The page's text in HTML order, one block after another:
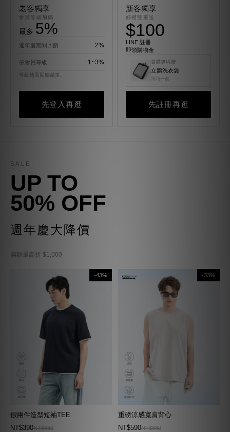
老客獨享
會員等級加碼
最多 5%
週年慶期間回饋 2%
依會員等級 +1~3%
等級越高回饋越多。
先登入再逛
新客獨享
好禮雙重送
$100
LINE 註冊
即領購物金
首購加碼贈
立體洗衣袋
限領一個
先註冊再逛
SALE
UP TO
50% OFF
週年慶大降價
滿額最高折 $1,000
-43%
假兩件造型短袖TEE
NT$390NT$680
-33%
重磅涼感寬肩背心
NT$590NT$880